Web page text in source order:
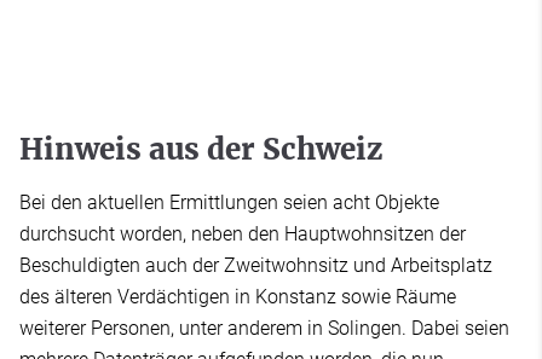
Hinweis aus der Schweiz
Bei den aktuellen Ermittlungen seien acht Objekte
durchsucht worden, neben den Hauptwohnsitzen der
Beschuldigten auch der Zweitwohnsitz und Arbeitsplatz
des älteren Verdächtigen in Konstanz sowie Räume
weiterer Personen, unter anderem in Solingen. Dabei seien